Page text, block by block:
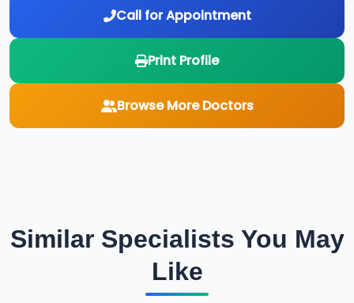
Call for Appointment
Print Profile
Browse More Doctors
Similar Specialists You May
Like